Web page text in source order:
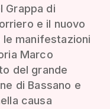
Grappa di
e il nuovo
manifestazioni
Marco
del grande
di Bassano e
causa